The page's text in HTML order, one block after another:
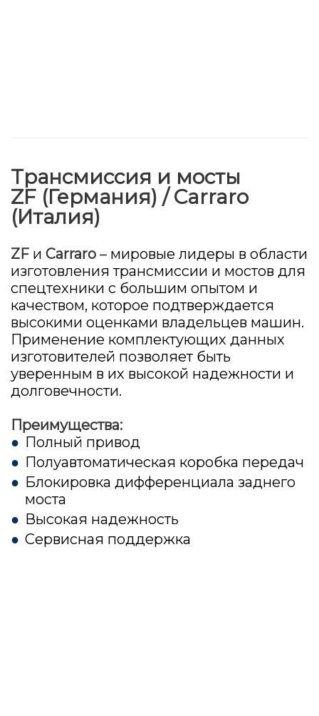
Трансмиссия и мосты
ZF (Германия) / Carraro
(Италия)
ZF и Carraro – мировые лидеры в области
изготовления трансмиссии и мостов для
спецтехники с большим опытом и
качеством, которое подтверждается
высокими оценками владельцев машин.
Применение комплектующих данных
изготовителей позволяет быть
уверенным в их высокой надежности и
долговечности.
Преимущества:
Полный привод
Полуавтоматическая коробка передач
Блокировка дифференциала заднего
моста
Высокая надежность
Сервисная поддержка